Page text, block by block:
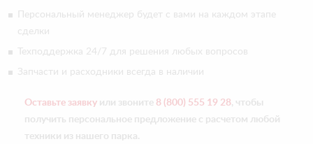
Персональный менеджер будет с вами на каждом этапе
сделки
Техподдержка 24/7 для решения любых вопросов
Запчасти и расходники всегда в наличии
Оставьте заявку или звоните 8 (800) 555 19 28, чтобы
получить персональное предложение с расчетом любой
техники из нашего парка.